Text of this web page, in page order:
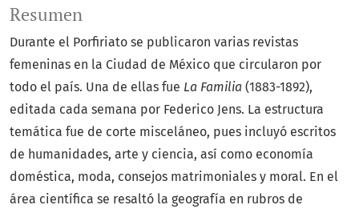
Resumen
Durante el Porfiriato se publicaron varias revistas
femeninas en la Ciudad de México que circularon por
todo el país. Una de ellas fue La Familia (1883-1892),
editada cada semana por Federico Jens. La estructura
temática fue de corte misceláneo, pues incluyó escritos
de humanidades, arte y ciencia, así como economía
doméstica, moda, consejos matrimoniales y moral. En el
área científica se resaltó la geografía en rubros de